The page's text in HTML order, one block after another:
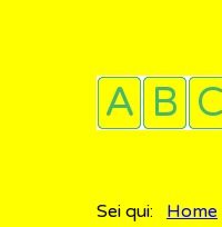
Sei qui: Home